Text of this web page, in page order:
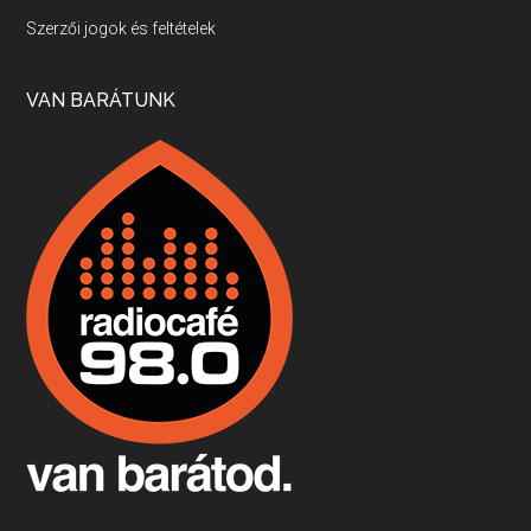
Villány, kékfrankos, Jackfall
Apr 17, 2026 • 00:35:38
Boston, teadélután, bab és homár
Apr 9, 2026 • 00:37:17
Fermentáljunk, a testünk meghálálja!
Apr 3, 2026 • 00:36:07
Szerzői jogok és feltételek
VAN BARÁTUNK